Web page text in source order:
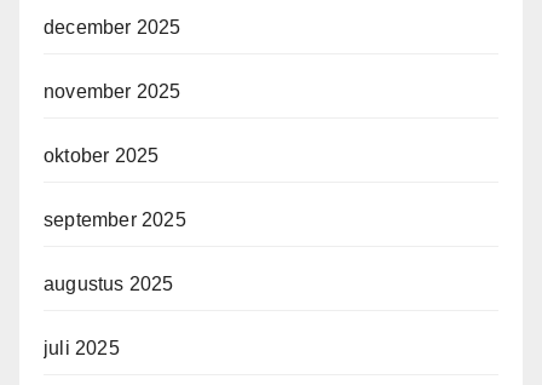
december 2025
november 2025
oktober 2025
september 2025
augustus 2025
juli 2025